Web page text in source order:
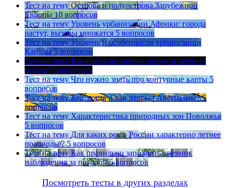
Тест на тему Острова и полуострова Зарубежной
Европы 10 вопросов
Тест на тему Уровень урбанизации Африки: города
растут, вызовы множатся 5 вопросов
Тест на тему Уровень и особенности урбанизации
Канады 5 вопросов
Тест на тему Как найти полярную звезду и зачем ее
искать? 5 вопросов
Тест на тему Что нужно знать про контурные карты 5
вопросов
Тест на тему Кто, когда и как открыл Австралию? 5
вопросов
Тест на тему Характеристика природных зон Поволжья
5 вопросов
Тест на тему Для каких рек в России характерно летнее
половодье? 5 вопросов
Тест на тему Как правильно заполнять дневник
наблюдения за погодой 5 вопросов
Посмотреть тесты в других разделах